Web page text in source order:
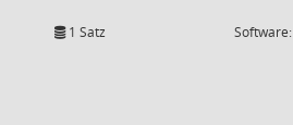
1 Satz Software: